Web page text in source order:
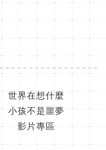
世界在想什麼
小孩不是噩夢
影片專區